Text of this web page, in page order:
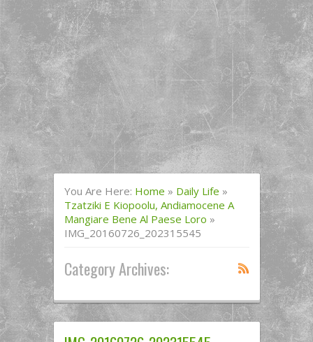
You Are Here: Home » Daily Life »
Tzatziki E Kiopoolu, Andiamocene A
Mangiare Bene Al Paese Loro »
IMG_20160726_202315545
Category Archives: